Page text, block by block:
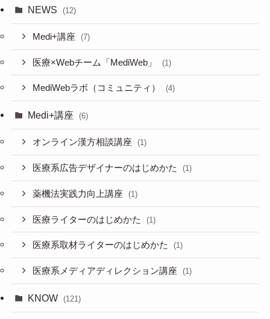
NEWS (12)
Medi+講座 (7)
医療×Webチーム「MediWeb」 (1)
MediWebラボ（コミュニティ） (4)
Medi+講座 (6)
オンライン漢方相談講座 (1)
医療系広告デザイナーのはじめかた (1)
薬機法実践力向上講座 (1)
医療ライターのはじめかた (1)
医療系取材ライターのはじめかた (1)
医療系メディアディレクション講座 (1)
KNOW (121)